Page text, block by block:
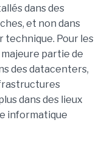
dans des
et non dans
technique. Pour les
partie de
des datacenters,
dans des lieux
informatique